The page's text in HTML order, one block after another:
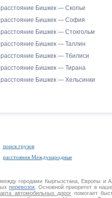
расстояние Бишкек — Скопье
расстояние Бишкек — София
расстояние Бишкек — Стокгольм
расстояние Бишкек — Таллин
расстояние Бишкек — Тбилиси
расстояние Бишкек — Тирана
расстояние Бишкек — Хельсинки
поиск грузов
расстояния Международные
между городами Кыргызстана, Европы и
перевозок . Основной приоритет в
автомобильных дорог помогает